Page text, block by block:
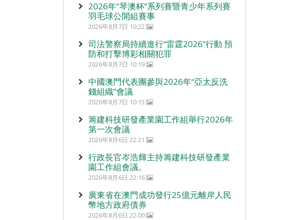
2026年“琴澳杯”系列賽暨青少年系列賽
羽毛球公開組賽事
2026年8月7日 10:22
司法警察局持續進行“雷霆2026”行動 預
防和打擊博彩相關犯罪
2026年8月7日 10:19
中國澳門代表團參與2026年“亞太反洗
錢組織”會議
2026年8月7日 10:15
籌建科技研發產業園工作組舉行2026年
第一次會議
2026年8月6日 22:21
行政長官岑浩輝主持籌建科技研發產業
園工作組會議。
2026年8月6日 22:16
廣東省在澳門成功發行25億元離岸人民
幣地方政府債券
2026年8月6日 22:00